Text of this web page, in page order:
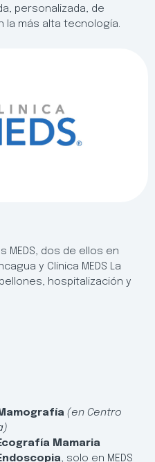
personalizada, de
la más alta tecnología.
MEDS, dos de ellos en
y Clínica MEDS La
hospitalización y
(en Centro
Mamaria
, solo en MEDS